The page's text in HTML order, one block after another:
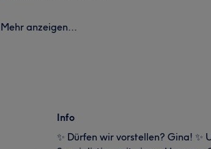
Mehr anzeigen...
Info
✨ Dürfen wir vorstellen? Gina! ✨